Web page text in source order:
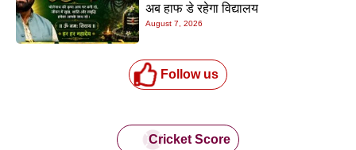
अब हाफ डे रहेगा विद्यालय
August 7, 2026
Follow us
Cricket Score